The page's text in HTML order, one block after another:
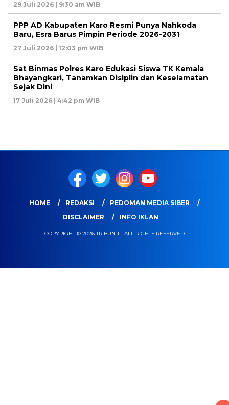
29 Juli 2026 | 9:30 am WIB
PPP AD Kabupaten Karo Resmi Punya Nahkoda
Baru, Esra Barus Pimpin Periode 2026-2031
27 Juli 2026 | 12:03 pm WIB
Sat Binmas Polres Karo Edukasi Siswa TK Kemala
Bhayangkari, Tanamkan Disiplin dan Keselamatan
Sejak Dini
17 Juli 2026 | 4:42 pm WIB
HOME REDAKSI
PEDOMAN MEDIA SIBER
DISCLAIMER
INFO IKLAN
COPYRIGHT © 2026 TRIBUN 1 - ALL RIGHTS RESERVED